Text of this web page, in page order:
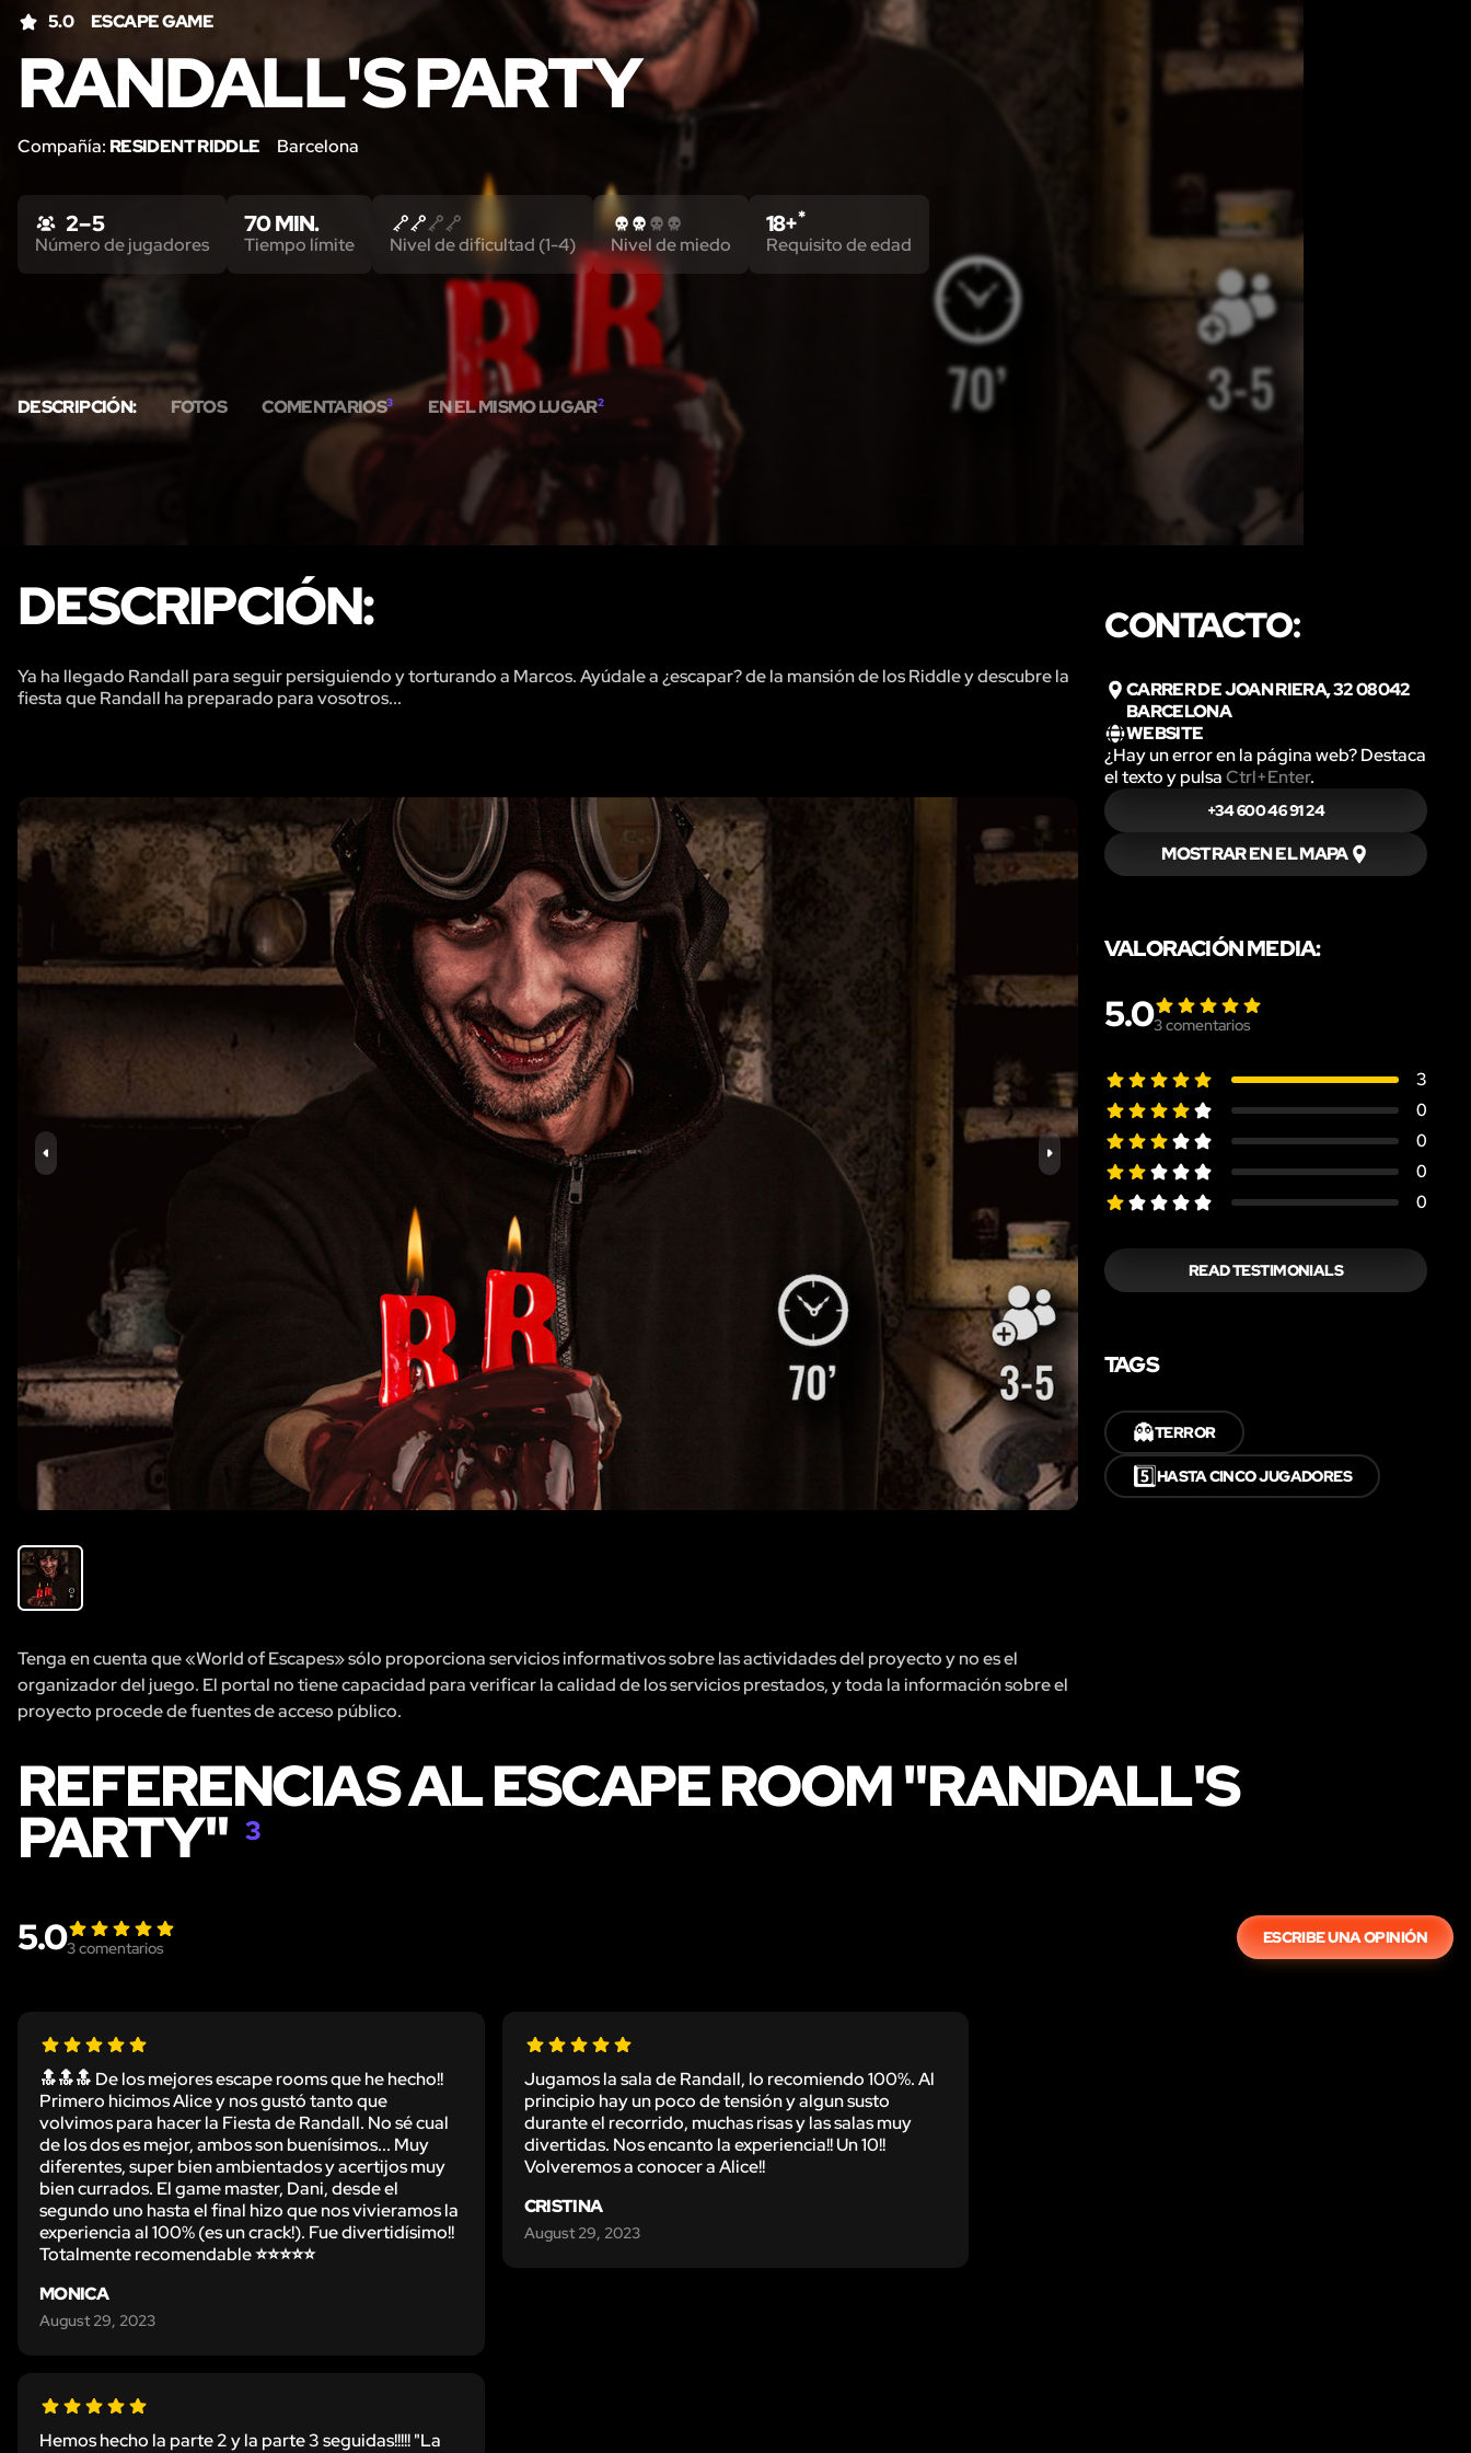
5.0 ESCAPE GAME
RANDALL'S PARTY
Compañía: RESIDENT RIDDLE Barcelona
DESCRIPCIÓN: FOTOS COMENTARIOS3 EN EL MISMO LUGAR2
2 – 5
Número de jugadores
70 MIN.
Tiempo límite Nivel de dificultad (1-4) Nivel de miedo
18+*
Requisito de edad
DESCRIPCIÓN:
Ya ha llegado Randall para seguir persiguiendo y torturando a Marcos. Ayúdale a ¿escapar? de la mansión de los Riddle y descubre la
fiesta que Randall ha preparado para vosotros...
Tenga en cuenta que «World of Escapes» sólo proporciona servicios informativos sobre las actividades del proyecto y no es el
organizador del juego. El portal no tiene capacidad para verificar la calidad de los servicios prestados, y toda la información sobre el
proyecto procede de fuentes de acceso público.
CONTACTO:
CARRER DE JOAN RIERA, 32 08042
BARCELONA
WEBSITE
¿Hay un error en la página web? Destaca
el texto y pulsaCtrl+Enter.
+34 600 46 91 24
MOSTRAR EN EL MAPA
VALORACIÓN MEDIA:
5.03comentarios
3
0
0
0
0
READ TESTIMONIALS
TAGS
👻TERROR
5️⃣HASTA CINCO JUGADORES
REFERENCIAS AL ESCAPE ROOM "RANDALL'S
PARTY"3
5.03comentarios
ESCRIBE UNA OPINIÓN
🔝🔝🔝 De los mejores escape rooms que he hecho!!
Primero hicimos Alice y nos gustó tanto que
volvimos para hacer la Fiesta de Randall. No sé cual
de los dos es mejor, ambos son buenísimos... Muy
diferentes, super bien ambientados y acertijos muy
bien currados. El game master, Dani, desde el
segundo uno hasta el final hizo que nos vivieramos la
experiencia al 100% (es un crack!). Fue divertidísimo!!
Totalmente recomendable ⭐⭐⭐⭐⭐
MONICA
August 29, 2023
Hemos hecho la parte 2 y la parte 3 seguidas!!!!! "La
Jugamos la sala de Randall, lo recomiendo 100%. Al
principio hay un poco de tensión y algun susto
durante el recorrido, muchas risas y las salas muy
divertidas. Nos encanto la experiencia!! Un 10!!
Volveremos a conocer a Alice!!
CRISTINA
August 29, 2023